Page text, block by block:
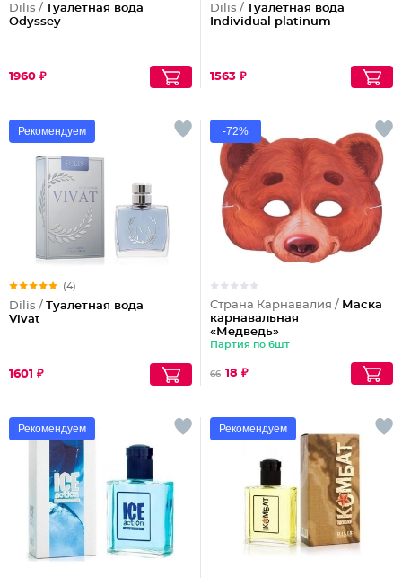
Dilis / Туалетная вода
Odyssey
1960 ₽
Dilis / Туалетная вода
Individual platinum
1563 ₽
Рекомендуем
(4)
Dilis / Туалетная вода
Vivat
1601 ₽
-72%
Страна Карнавалия / Маска
карнавальная
«Медведь»
Партия по 6шт
66 18 ₽
Рекомендуем Рекомендуем